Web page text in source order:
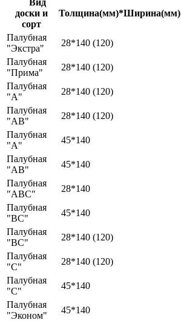
Вид
доски и
сорт
Толщина(мм)*Ширина(мм)
Палубная
"Экстра"
28*140 (120)
Палубная
"Прима"
28*140 (120)
Палубная
"А"
28*140 (120)
Палубная
"AB"
28*140 (120)
Палубная
"А"
45*140
Палубная
"АВ"
45*140
Палубная
"АВС"
28*140
Палубная
"BC"
45*140
Палубная
"BC"
28*140 (120)
Палубная
"С"
28*140 (120)
Палубная
"С"
45*140
Палубная
"Эконом"
45*140